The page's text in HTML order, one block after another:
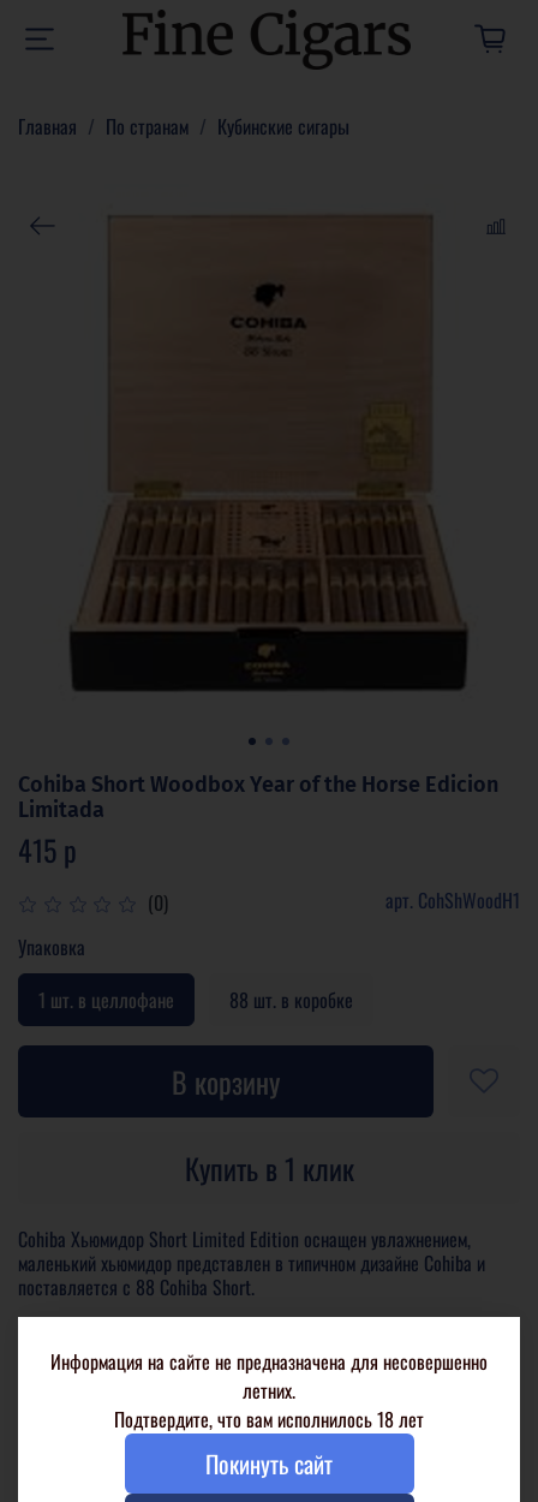
Главная По странам Кубинские сигары
(0) арт. CohShWoodH1
Cohiba Short Woodbox Year of the Horse Edicion
Limitada
415 р
В корзину
Купить в 1 клик
Упаковка
1 шт. в целлофане
88 шт. в коробке
Cohiba Хьюмидор Short Limited Edition оснащен увлажнением,
маленький хьюмидор представлен в типичном дизайне Cohiba и
поставляется с 88 Cohiba Short.
Описание
Каждая сигарилла имеет бант и индивидуальную целлофановую
Информация на сайте не предназначена для несовершенно
летних.
Подтвердите, что вам исполнилось 18 лет
Покинуть сайт